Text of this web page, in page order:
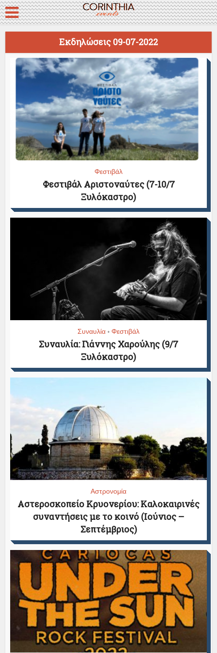
Εκδηλώσεις 09-07-2022
Φεστιβάλ
Φεστιβάλ Αριστοναύτες (7-10/7
Ξυλόκαστρο)
Συναυλία • Φεστιβάλ
Συναυλία: Γιάννης Χαρούλης (9/7
Ξυλόκαστρο)
Αστρονομία
Αστεροσκοπείο Κρυονερίου: Καλοκαιρινές
συναντήσεις με το κοινό (Ιούνιος –
Σεπτέμβριος)